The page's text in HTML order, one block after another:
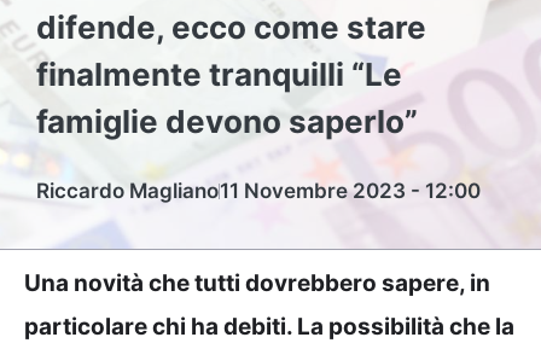
difende, ecco come stare
finalmente tranquilli “Le
famiglie devono saperlo”
Riccardo Magliano11 Novembre 2023 - 12:00
Una novità che tutti dovrebbero sapere, in
particolare chi ha debiti. La possibilità che la